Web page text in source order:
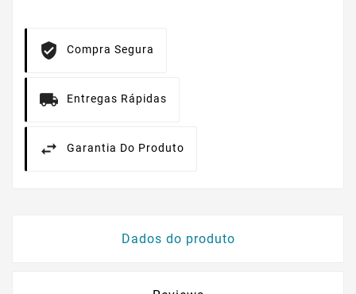
Compra Segura
Entregas Rápidas
Garantia Do Produto
Dados do produto